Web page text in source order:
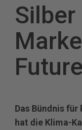
Das Bündnis
hat die Klima-